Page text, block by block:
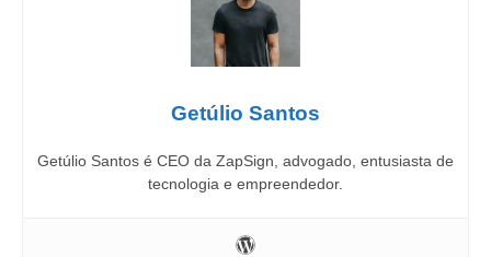
Getúlio Santos
Getúlio Santos é CEO da ZapSign, advogado, entusiasta de
tecnologia e empreendedor.